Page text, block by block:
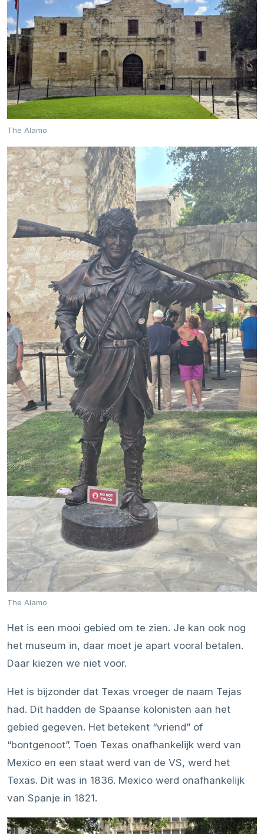
The Alamo
The Alamo
Het is een mooi gebied om te zien. Je kan ook nog
het museum in, daar moet je apart vooral betalen.
Daar kiezen we niet voor.
Het is bijzonder dat Texas vroeger de naam Tejas
had. Dit hadden de Spaanse kolonisten aan het
gebied gegeven. Het betekent “vriend” of
“bontgenoot”. Toen Texas onafhankelijk werd van
Mexico en een staat werd van de VS, werd het
Texas. Dit was in 1836. Mexico werd onafhankelijk
van Spanje in 1821.